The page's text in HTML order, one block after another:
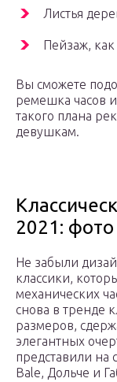
Листья
Пейзаж, как
Вы сможете
ремешка часов
такого плана
девушкам.
2021: фото
Не забыли
классики,
механических
снова в тренде
размеров,
элегантных
представили на
Bale, Дольче и